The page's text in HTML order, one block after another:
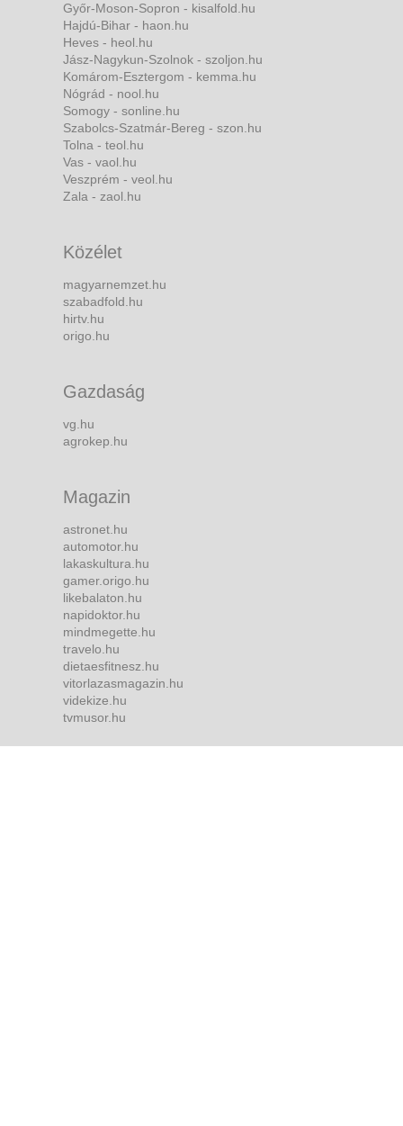
Győr-Moson-Sopron - kisalfold.hu
Hajdú-Bihar - haon.hu
Heves - heol.hu
Jász-Nagykun-Szolnok - szoljon.hu
Komárom-Esztergom - kemma.hu
Nógrád - nool.hu
Somogy - sonline.hu
Szabolcs-Szatmár-Bereg - szon.hu
Tolna - teol.hu
Vas - vaol.hu
Veszprém - veol.hu
Zala - zaol.hu
Közélet
magyarnemzet.hu
szabadfold.hu
hirtv.hu
origo.hu
Gazdaság
vg.hu
agrokep.hu
Magazin
astronet.hu
automotor.hu
lakaskultura.hu
gamer.origo.hu
likebalaton.hu
napidoktor.hu
mindmegette.hu
travelo.hu
dietaesfitnesz.hu
vitorlazasmagazin.hu
videkize.hu
tvmusor.hu